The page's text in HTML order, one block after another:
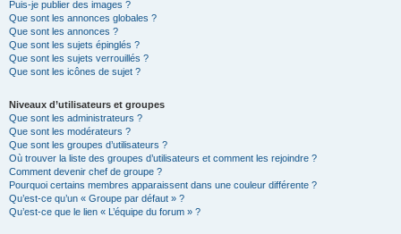
Puis-je publier des images ?
Que sont les annonces globales ?
Que sont les annonces ?
Que sont les sujets épinglés ?
Que sont les sujets verrouillés ?
Que sont les icônes de sujet ?
Niveaux d’utilisateurs et groupes
Que sont les administrateurs ?
Que sont les modérateurs ?
Que sont les groupes d’utilisateurs ?
Où trouver la liste des groupes d’utilisateurs et comment les rejoindre ?
Comment devenir chef de groupe ?
Pourquoi certains membres apparaissent dans une couleur différente ?
Qu’est-ce qu’un « Groupe par défaut » ?
Qu’est-ce que le lien « L’équipe du forum » ?